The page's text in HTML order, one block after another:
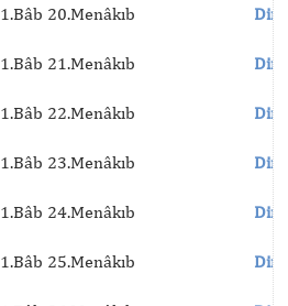
1.Bâb 20.Menâkıb
1.Bâb 21.Menâkıb
1.Bâb 22.Menâkıb
1.Bâb 23.Menâkıb
1.Bâb 24.Menâkıb
1.Bâb 25.Menâkıb